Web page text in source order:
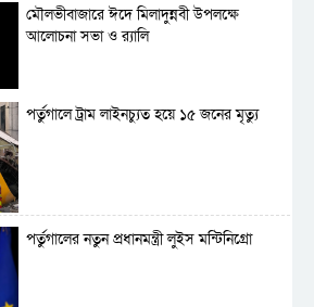
মৌলভীবাজারে ঈদে মিলাদুন্নবী উপলক্ষে
আলোচনা সভা ও র‍্যালি
পর্তুগালে ট্রাম লাইনচ্যুত হয়ে ১৫ জনের মৃত্যু
পর্তুগালের নতুন প্রধানমন্ত্রী লুইস মন্টিনিগ্রো